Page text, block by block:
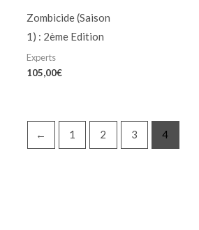
Zombicide (Saison
1) : 2ème Edition
Experts
105,00€
← 1 2 3 4